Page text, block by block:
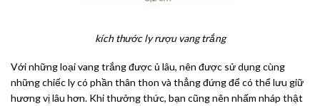
kích thước ly rượu vang trắng
Với những loại vang trắng được ủ lâu, nên được sử dụng cùng
những chiếc ly có phần thân thon và thẳng đứng để có thể lưu giữ
hương vị lâu hơn. Khi thưởng thức, bạn cũng nên nhấm nháp thật